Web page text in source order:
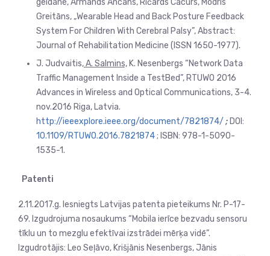
Greitāns, „Wearable Head and Back Posture Feedback
System For Children With Cerebral Palsy”, Abstract:
Journal of Rehabilitation Medicine (ISSN 1650-1977).
J. Judvaitis,A. Salmins, K. Nesenbergs “Network Data
Traffic Management Inside a TestBed”, RTUWO 2016
Advances in Wireless and Optical Communications, 3-4.
nov.2016 Riga, Latvia.
http://ieeexplore.ieee.org/document/7821874/ ; DOI:
10.1109/RTUWO.2016.7821874; ISBN: 978-1-5090-
1535-1.
Patenti
2.11.2017.g. Iesniegts Latvijas patenta pieteikums Nr. P-17-
69. Izgudrojuma nosaukums “Mobila ierīce bezvadu sensoru
tīklu un to mezglu efektīvai izstrādei mērķa vidē”.
Izgudrotājis: Leo Seļāvo, Krišjānis Nesenbergs, Jānis